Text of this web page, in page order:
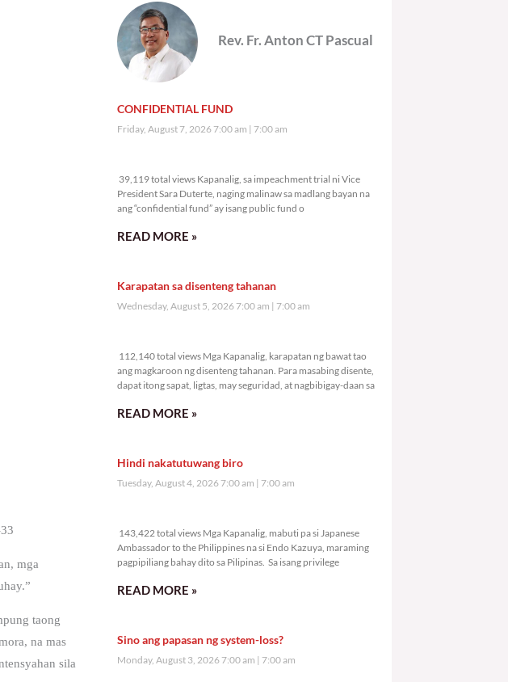
mga
taong
na mas
sila
Rev. Fr. Anton CT Pascual
CONFIDENTIAL FUND
Friday, August 7, 2026 7:00 am 7:00 am
39,119 total views Kapanalig, sa impeachment trial ni Vice
President Sara Duterte, naging malinaw sa madlang bayan na
ang “confidential fund” ay isang public fund o
READ MORE »
Karapatan sa disenteng tahanan
Wednesday, August 5, 2026 7:00 am 7:00 am
112,140 total views Mga Kapanalig, karapatan ng bawat tao
ang magkaroon ng disenteng tahanan. Para masabing disente,
dapat itong sapat, ligtas, may seguridad, at nagbibigay-daan sa
READ MORE »
Hindi nakatutuwang biro
Tuesday, August 4, 2026 7:00 am 7:00 am
143,422 total views Mga Kapanalig, mabuti pa si Japanese
Ambassador to the Philippines na si Endo Kazuya, maraming
pagpipiliang bahay dito sa Pilipinas. Sa isang privilege
READ MORE »
Sino ang papasan ng system-loss?
Monday, August 3, 2026 7:00 am 7:00 am